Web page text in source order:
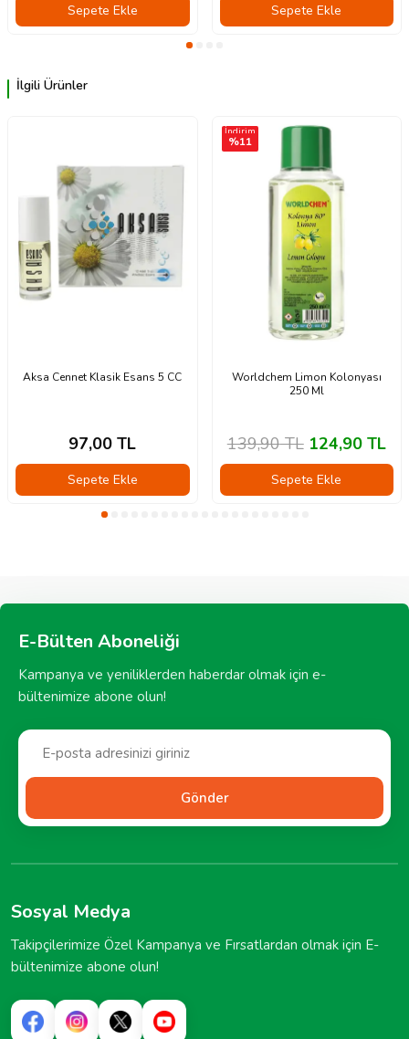
Sepete Ekle Sepete Ekle
İlgili Ürünler
Aksa Cennet Klasik Esans 5 CC
97,00 TL
Sepete Ekle
İndirim
%11
Worldchem Limon Kolonyası
250 Ml
139,90TL 124,90TL
Sepete Ekle
E-Bülten Aboneliği
Kampanya ve yeniliklerden haberdar olmak için e-
bültenimize abone olun!
Gönder
Sosyal Medya
Takipçilerimize Özel Kampanya ve Fırsatlardan olmak için E-
bültenimize abone olun!